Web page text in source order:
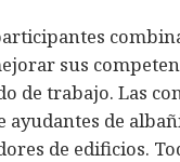
sus
de trabajo. Las
ayudantes de
de edificios.